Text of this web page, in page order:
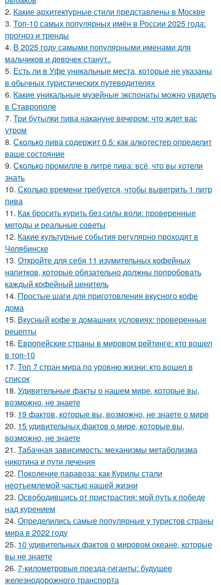
2. Какие архитектурные стили представлены в Москве
3. Топ-10 самых популярных имён в России 2025 года:
прогноз и тренды
4. В 2025 году самыми популярными именами для
мальчиков и девочек станут..
5. Есть ли в Уфе уникальные места, которые не указаны
в обычных туристических путеводителях
6. Какие уникальные музейные экспонаты можно увидеть
в Ставрополе
7. Три бутылки пива накануне вечером: что ждет вас
утром
8. Сколько пива содержит 0.5: как алкотестер определит
ваше состояние
9. Сколько промилле в литре пива: всё, что вы хотели
знать
10. Сколько времени требуется, чтобы выветрить 1 литр
пива
11. Как бросить курить без силы воли: проверенные
методы и реальные советы
12. Какие культурные события регулярно проходят в
Челябинске
13. Откройте для себя 11 изумительных кофейных
напитков, которые обязательно должны попробовать
каждый кофейный ценитель
14. Простые шаги для приготовления вкусного кофе
дома
15. Вкусный кофе в домашних условиях: проверенные
рецепты
16. Европейские страны в мировом рейтинге: кто вошел
в топ-10
17. Топ 7 стран мира по уровню жизни: кто вошел в
список
18. Удивительные факты о нашем мире, которые вы,
возможно, не знаете
19. 19 фактов, которые вы, возможно, не знаете о мире
20. 15 удивительных фактов о мире, которые вы,
возможно, не знаете
21. Табачная зависимость: механизмы метаболизма
никотина и пути лечения
22. Поколение паравоза: как Курилы стали
неотъемлемой частью нашей жизни
23. Освободившись от пристрастия: мой путь к победе
над курением
24. Определились самые популярные у туристов страны
мира в 2022 году
25. 10 удивительных фактов о мировом океане, которые
вы не знаете
26. 7-километровые поезда-гиганты: будущее
железнодорожного транспорта